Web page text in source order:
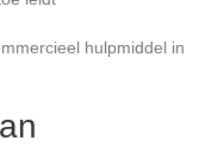
hulpmiddel in